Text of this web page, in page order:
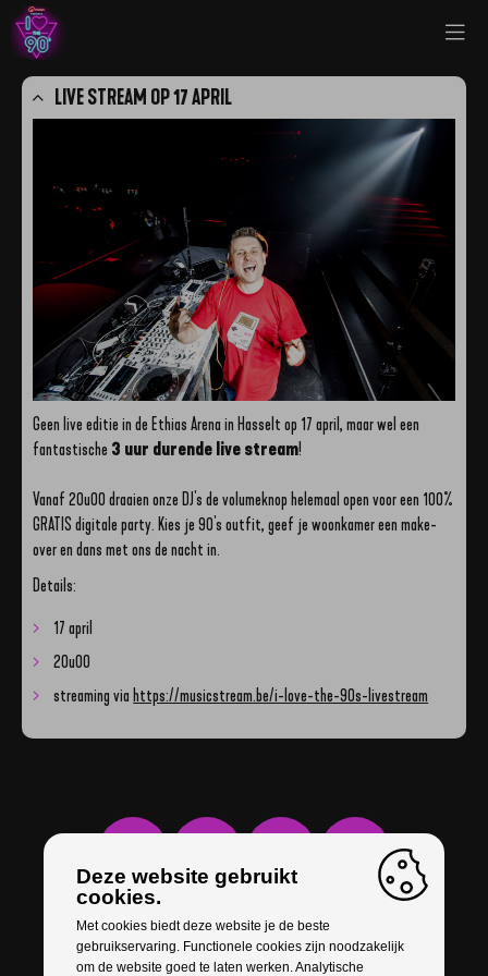
LIVE STREAM OP 17 APRIL
Geen live editie in de Ethias Arena in Hasselt op 17 april, maar wel een
fantastische 3 uur durende live stream!
Vanaf 20u00 draaien onze DJ's de volumeknop helemaal open voor een 100%
GRATIS digitale party. Kies je 90's outfit, geef je woonkamer een make-
over en dans met ons de nacht in.
Details:
17 april
20u00
streaming viahttps://musicstream.be/i-love-the-90s-livestream
Deze website gebruikt
cookies.
Met cookies biedt deze website je de beste
gebruikservaring. Functionele cookies zijn noodzakelijk
om de website goed te laten werken. Analytische